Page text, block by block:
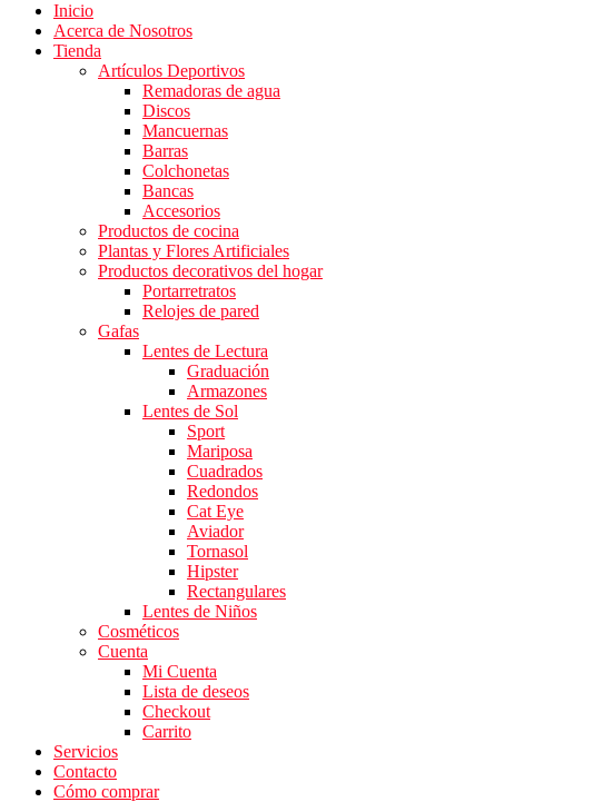
Inicio
Acerca de Nosotros
Tienda
Artículos Deportivos
Remadoras de agua
Discos
Mancuernas
Barras
Colchonetas
Bancas
Accesorios
Productos de cocina
Plantas y Flores Artificiales
Productos decorativos del hogar
Portarretratos
Relojes de pared
Gafas
Lentes de Lectura
Graduación
Armazones
Lentes de Sol
Sport
Mariposa
Cuadrados
Redondos
Cat Eye
Aviador
Tornasol
Hipster
Rectangulares
Lentes de Niños
Cosméticos
Cuenta
Mi Cuenta
Lista de deseos
Checkout
Carrito
Servicios
Contacto
Cómo comprar